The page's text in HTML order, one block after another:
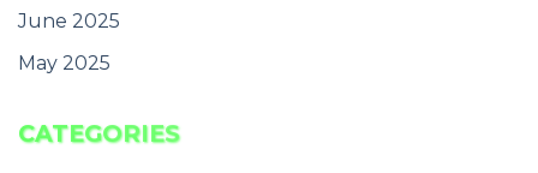
June 2025
May 2025
CATEGORIES